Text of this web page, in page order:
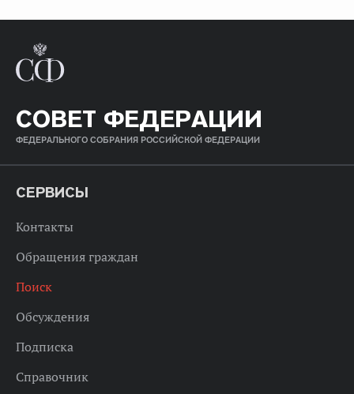
СОВЕТ ФЕДЕРАЦИИ
ФЕДЕРАЛЬНОГО СОБРАНИЯ РОССИЙСКОЙ ФЕДЕРАЦИИ
СЕРВИСЫ
Контакты
Обращения граждан
Поиск
Обсуждения
Подписка
Справочник